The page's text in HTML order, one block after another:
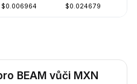
$0.006964 $0.024679
BEAM vůči MXN